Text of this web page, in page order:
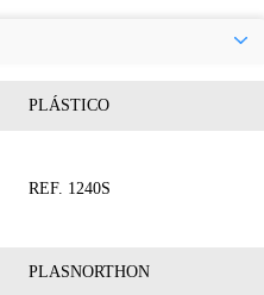
PLÁSTICO
REF. 1240S
PLASNORTHON